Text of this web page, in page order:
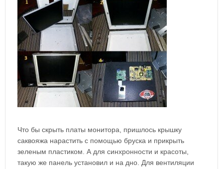
Что бы скрыть платы монитора, пришлось крышку
саквояжа нарастить с помощью бруска и прикрыть
зеленым пластиком. А для синхронности и красоты,
такую же панель установил и на дно. Для вентиляции